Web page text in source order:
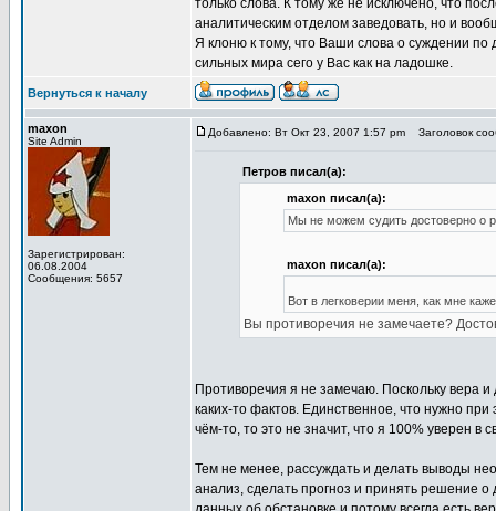
только слова. К тому же не исключено, что
аналитическим отделом заведовать, но и
Я клоню к тому, что Ваши слова о суждении по
сильных мира сего у Вас как на ладошке.
Вернуться к началу
maxon
Site Admin
Зарегистрирован:
06.08.2004
Сообщения: 5657
Добавлено: Вт Окт 23, 2007 1:57 pm Заголовок
Петров писал(а):
maxon писал(а):
Мы не можем судить достоверно о
maxon писал(а):
Вот в легковерии меня, как мне
Вы противоречия не замечаете?
Противоречия я не замечаю. Поскольку вера
каких-то фактов. Единственное, что нужно при
чём-то, то это не значит, что я 100% уверен в
Тем не менее, рассуждать и делать выводы
анализ, сделать прогноз и принять решение